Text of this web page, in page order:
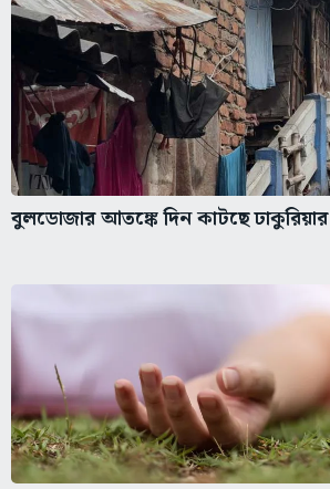
বুলডোজার আতঙ্কে দিন কাটছে ঢাকুরিয়ার